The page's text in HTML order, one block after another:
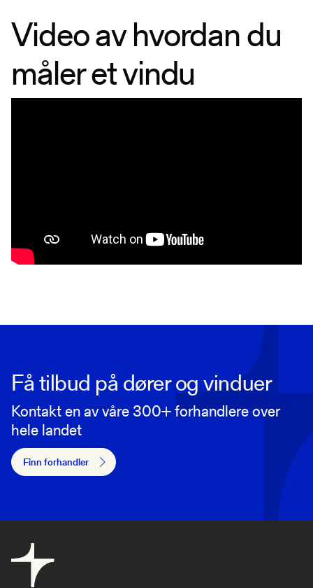
Video av hvordan du
måler et vindu
Få tilbud på dører og vinduer
Kontakt en av våre 300+ forhandlere over
hele landet
Finn forhandler